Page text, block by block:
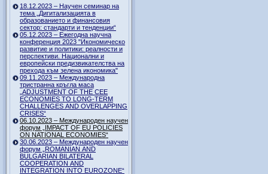
18.12.2023 – Научен семинар на
тема „Дигитализацията в
образованието и финансовия
сектор: стандарти и тенденции“
05.12.2023 – Ежегодна научна
конференция 2023 "Икономическо
развитие и политики: реалности и
перспективи. Национални и
европейски предизвикателства на
прехода към зелена икономика"
09.11.2023 – Международна
тристранна кръгла маса
„ADJUSTMENT OF THE CEE
ECONOMIES TO LONG-TERM
CHALLENGES AND OVERLAPPING
CRISES“
06.10.2023 – Международен научен
форум „IMPACT OF EU POLICIES
ON NATIONAL ECONOMIES“
30.06.2023 – Международен научен
форум „ROMANIAN AND
BULGARIAN BILATERAL
COOPERATION AND
INTEGRATION INTO EUROZONE“